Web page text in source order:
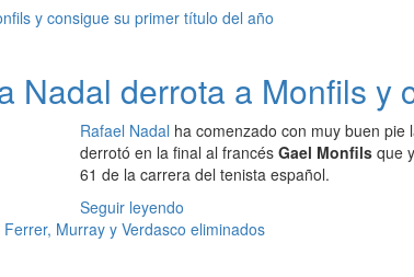
Nadal derrota a Monfils
Rafael Nadal ha comenzado con muy buen
derrotó en la final al francés Gael Monfils que
61 de la carrera del tenista español.
Seguir leyendo